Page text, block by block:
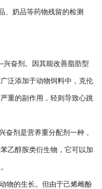
、奶品等药物残留的检测
奋剂。因其能改善脂肪型
泛添加于动物饲料中，克伦
重的副作用，轻则导致心跳
奋剂是营养重分配剂一种，
乙醇胺类衍生物，它可以加
物的生长。但由于己烯雌酚